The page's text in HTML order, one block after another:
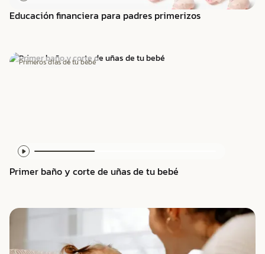
Educación financiera para padres primerizos
Primeros días de tu bebé
Primer baño y corte de uñas de tu bebé